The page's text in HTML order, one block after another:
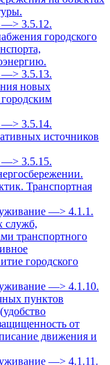
—> 3.5.12.
городского
—> 3.5.13.
новых
городским
—> 3.5.14.
источников
—> 3.5.15.
Транспортная
—> 4.1.1.
служб,
транспортного
городского
—> 4.1.10.
пунктов
от
движения и
—> 4.1.11.